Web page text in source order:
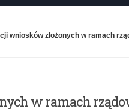
wniosków złożonych w ramach
w ramach